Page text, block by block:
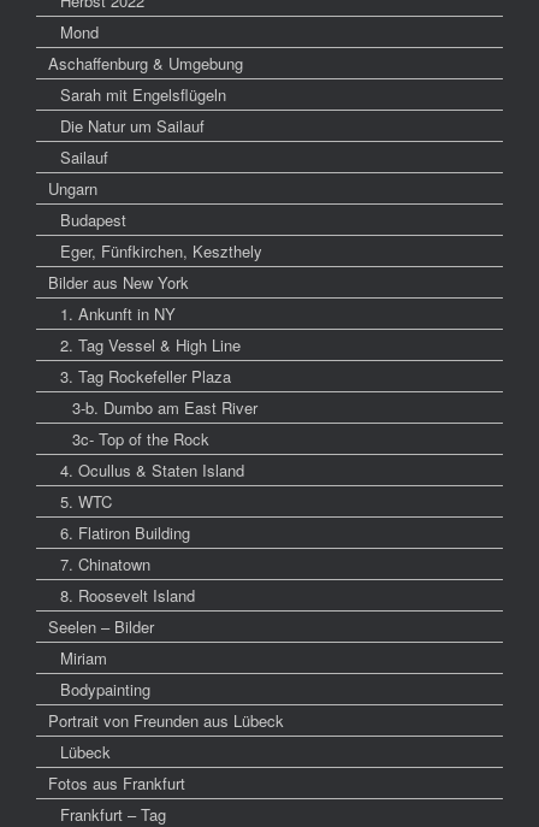
Mond
Aschaffenburg & Umgebung
Sarah mit Engelsflügeln
Die Natur um Sailauf
Sailauf
Ungarn
Budapest
Eger, Fünfkirchen, Keszthely
Bilder aus New York
1. Ankunft in NY
2. Tag Vessel & High Line
3. Tag Rockefeller Plaza
3-b. Dumbo am East River
3c- Top of the Rock
4. Ocullus & Staten Island
5. WTC
6. Flatiron Building
7. Chinatown
8. Roosevelt Island
Seelen – Bilder
Miriam
Bodypainting
Portrait von Freunden aus Lübeck
Lübeck
Fotos aus Frankfurt
Frankfurt – Tag